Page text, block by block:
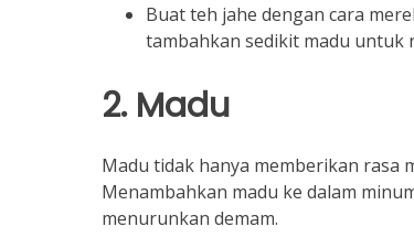
Buat teh jahe dengan cara
tambahkan sedikit madu untuk
2. Madu
Madu tidak hanya memberikan rasa
Menambahkan madu ke dalam
menurunkan demam.